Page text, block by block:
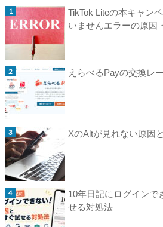
TikTok Liteの本キャン
いませんエラーの原因
えらべるPayの交換レ
XのAltが見れない原因
10年日記にログインで
せる対処法